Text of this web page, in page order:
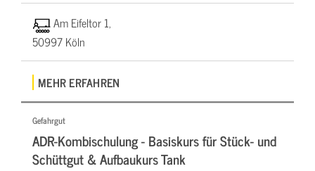
Am Eifeltor 1,
50997 Köln
MEHR ERFAHREN
Gefahrgut
ADR-Kombischulung - Basiskurs für Stück- und
Schüttgut & Aufbaukurs Tank